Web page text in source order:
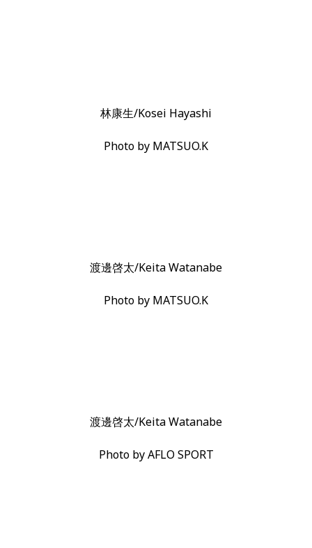
林康生/Kosei Hayashi
Photo by MATSUO.K
渡邊啓太/Keita Watanabe
Photo by MATSUO.K
渡邊啓太/Keita Watanabe
Photo by AFLO SPORT